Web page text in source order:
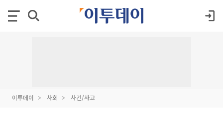
이투데이 사회 사건/사고